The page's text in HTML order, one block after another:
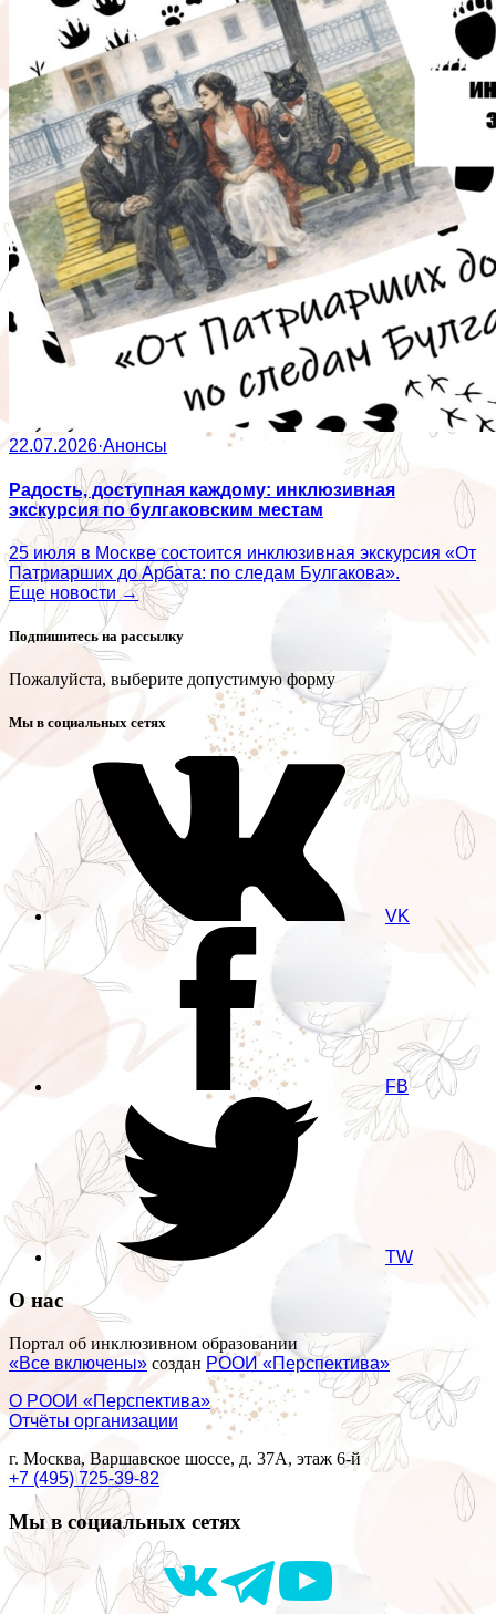
22.07.2026·Анонсы
Радость, доступная каждому: инклюзивная
экскурсия по булгаковским местам
25 июля в Москве состоится инклюзивная экскурсия «От
Патриарших до Арбата: по следам Булгакова».
Еще новости →
Подпишитесь на рассылку
Пожалуйста, выберите допустимую форму
Мы в социальных сетях
VK
FB
TW
О нас
Портал об инклюзивном образовании
«Все включены» создан РООИ «Перспектива»
О РООИ «Перспектива»
Отчёты организации
г. Москва, Варшавское шоссе, д. 37А, этаж 6-й
+7 (495) 725-39-82
Мы в социальных сетях